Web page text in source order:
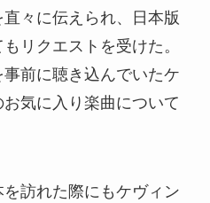
々に伝えられ、日本版
リクエストを受けた。
前に聴き込んでいたケ
気に入り楽曲について
訪れた際にもケヴィン